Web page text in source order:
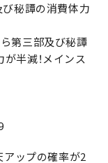
秘譚の消費体力
第三部及び秘譚
半減！メインス
アップの確率が2